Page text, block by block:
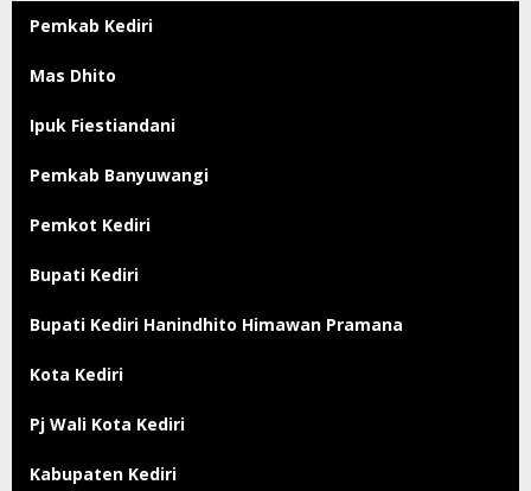
Pemkab Kediri
Mas Dhito
Ipuk Fiestiandani
Pemkab Banyuwangi
Pemkot Kediri
Bupati Kediri
Bupati Kediri Hanindhito Himawan Pramana
Kota Kediri
Pj Wali Kota Kediri
Kabupaten Kediri